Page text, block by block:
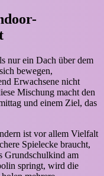
nur ein Dach über dem
bewegen,
Erwachsene nicht
Mischung macht den
und einem Ziel, das
ist vor allem Vielfalt
Spielecke braucht,
Grundschulkind am
springt, wird die